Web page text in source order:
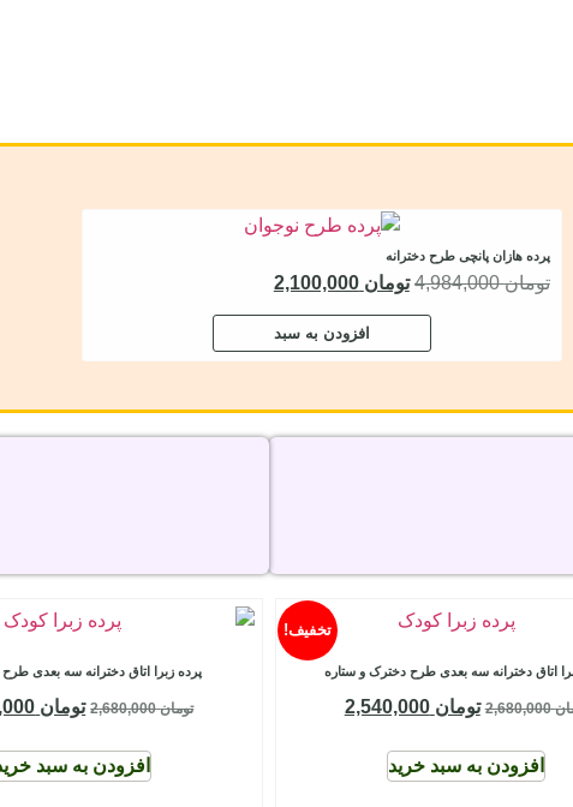
پرده هازان پانچی طرح دخترانه
تومان4,984,000 تومان 2,100,000
افزودن به سبد
تخفیف!
اتاق دخترانه سه بعدی طرح دخترک و ستاره
2,680,000 تومان 2,540,000
افزودن به سبد خرید
پرده زبرا اتاق دخترانه سه بعدی
تومان2,680,000 تومان
افزودن به سبد